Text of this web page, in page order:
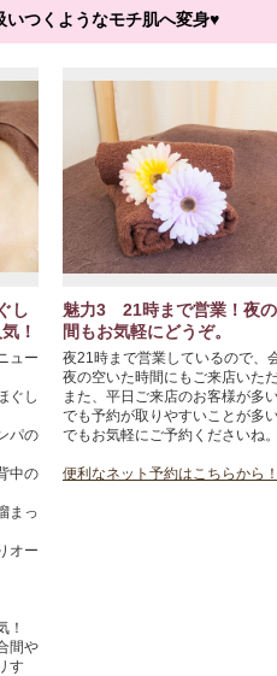
つくようなモチ肌へ変身♥
し
！
ュー
ぐし
パの
中の
まっ
オー
！
間や
す
魅力3 21時まで営業！夜
間もお気軽にどうぞ。
夜21時まで営業しているので、
夜の空いた時間にもご来店いた
また、平日ご来店のお客様が多
でも予約が取りやすいことが多
でもお気軽にご予約くださいね
便利なネット予約はこちらか